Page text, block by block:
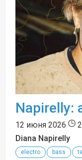
Napirelly:
12 июня 2026
Diana Napirelly
electro bass